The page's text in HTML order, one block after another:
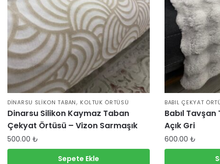
DINARSU SLIKON TABAN, KOLTUK ÖRTÜSÜ
Dinarsu Silikon Kaymaz Taban
Çekyat Örtüsü – Vizon Sarmaşık
500.00 ₺
Sepete Ekle
BABIL ÇEKYAT
Babıl
Açık Gri
600.00 ₺